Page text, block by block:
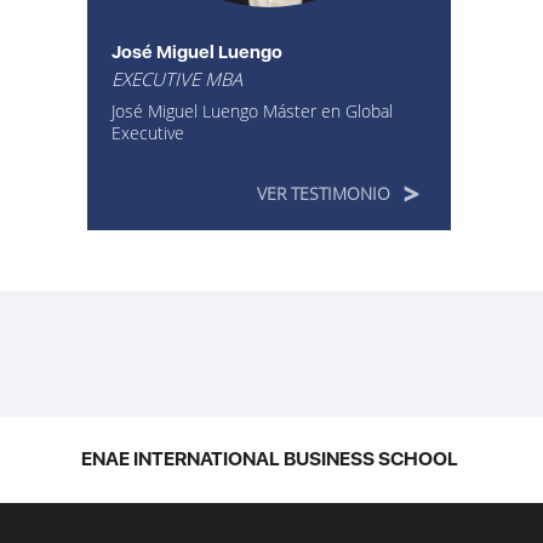
José Miguel Luengo
EXECUTIVE MBA
José Miguel Luengo Máster en Global
Executive
VER TESTIMONIO
ENAE INTERNATIONAL BUSINESS SCHOOL